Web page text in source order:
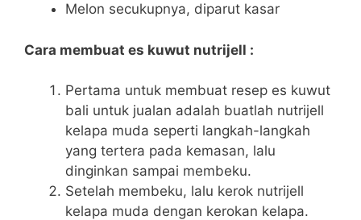
Melon secukupnya, diparut kasar
Cara membuat es kuwut nutrijell :
Pertama untuk membuat resep es kuwut
bali untuk jualan adalah buatlah nutrijell
kelapa muda seperti langkah-langkah
yang tertera pada kemasan, lalu
dinginkan sampai membeku.
Setelah membeku, lalu kerok nutrijell
kelapa muda dengan kerokan kelapa.